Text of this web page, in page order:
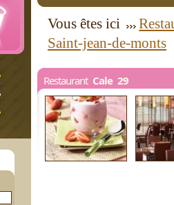
Vous êtes ici
Saint-jean-de-monts
Restaurant Cale 29